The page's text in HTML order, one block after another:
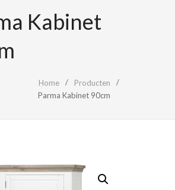
Kabinet
Home
Producten
Parma Kabinet 90cm